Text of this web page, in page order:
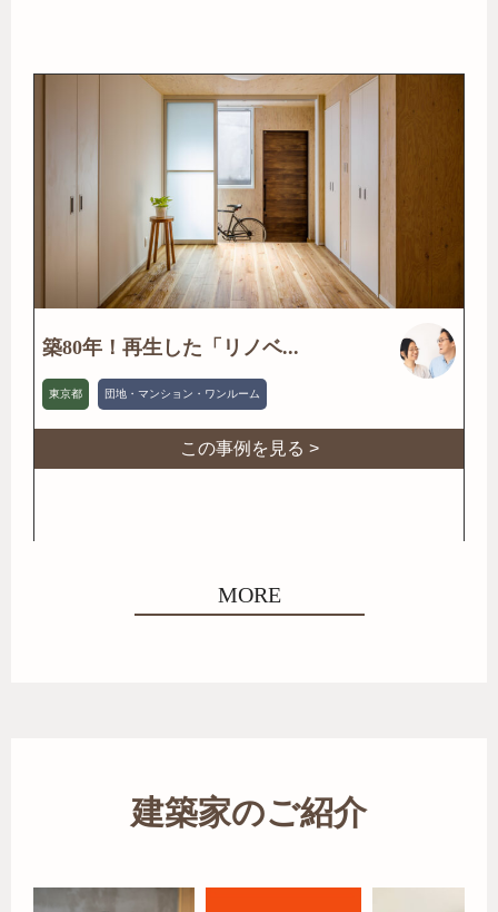
築80年！再生した「リノベ...
東京都 団地・マンション・ワンルーム
この事例を見る >
MORE
建築家のご紹介